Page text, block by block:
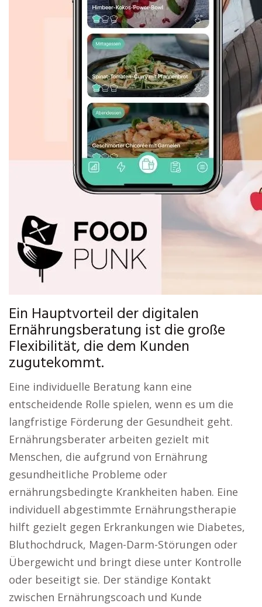
Ein Hauptvorteil der digitalen
Ernährungsberatung ist die große
Flexibilität, die dem Kunden
zugutekommt.
Eine individuelle Beratung kann eine
entscheidende Rolle spielen, wenn es um die
langfristige Förderung der Gesundheit geht.
Ernährungsberater arbeiten gezielt mit
Menschen, die aufgrund von Ernährung
gesundheitliche Probleme oder
ernährungsbedingte Krankheiten haben. Eine
individuell abgestimmte Ernährungstherapie
hilft gezielt gegen Erkrankungen wie Diabetes,
Bluthochdruck, Magen-Darm-Störungen oder
Übergewicht und bringt diese unter Kontrolle
oder beseitigt sie. Der ständige Kontakt
zwischen Ernährungscoach und Kunde